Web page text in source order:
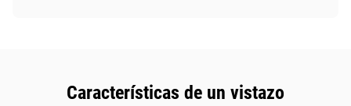
Características de un vistazo